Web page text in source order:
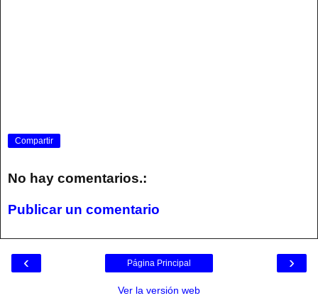
Compartir
No hay comentarios.:
Publicar un comentario
‹ ›
Página Principal
Ver la versión web